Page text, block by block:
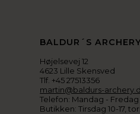
BALDUR´S
Højelsevej 12
4623 Lille Skensved
Tlf. +45 27513356
martin@baldurs-
Telefon: Mandag - Fredag
Butikken: Tirsdag 10-17,